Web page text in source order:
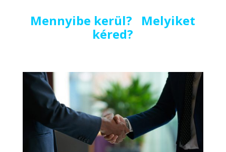
Mennyibe kerül? Melyiket
kéred?